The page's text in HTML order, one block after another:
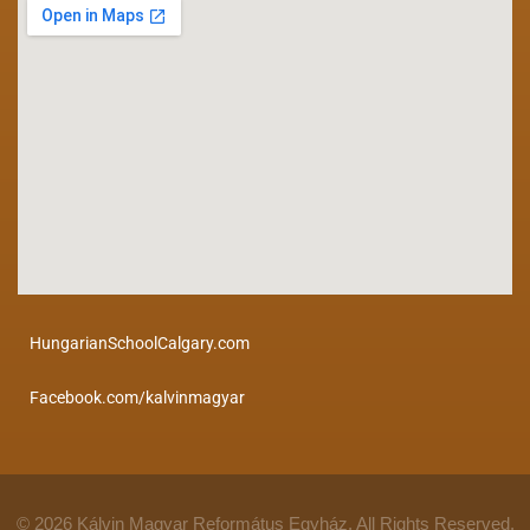
HungarianSchoolCalgary.com
Facebook.com/kalvinmagyar
© 2026 Kálvin Magyar Református Egyház. All Rights Reserved.